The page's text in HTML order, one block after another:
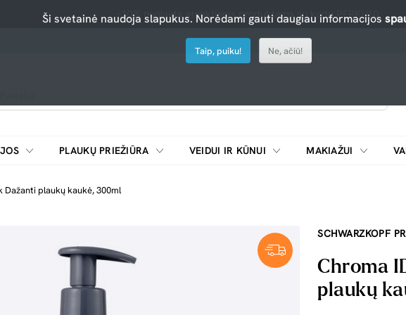
-10% nuolaida atrinktiems produktams su kodu PERKU10
PLAUKŲ PRIEŽIŪRA VEIDUI IR KŪNUI MAKIAŽUI
Dažanti plaukų kaukė, 300ml
SCHWARZKOPF
Chroma
plaukų
Ši svetainė naudoja slapukus. Norėdami gauti daugiau informacijos
Taip, puiku! Ne, ačiū!